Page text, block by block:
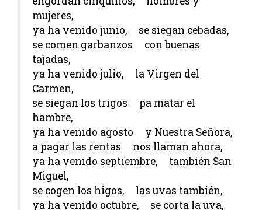
mujeres,
ya ha venido junio, se siegan cebadas,
se comen garbanzos con buenas
tajadas,
ya ha venido julio, la Virgen del
Carmen,
se siegan los trigos pa matar el
hambre,
ya ha venido agosto y Nuestra Señora,
a pagar las rentas nos llaman ahora,
ya ha venido septiembre, también San
Miguel,
se cogen los higos, las uvas también,
ya ha venido octubre, se corta la uva,